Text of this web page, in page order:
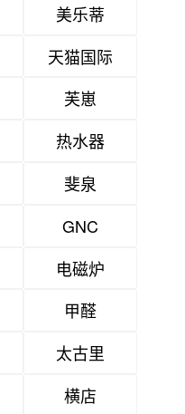
美乐蒂
天猫国际
芙崽
热水器
斐泉
GNC
电磁炉
甲醛
太古里
横店